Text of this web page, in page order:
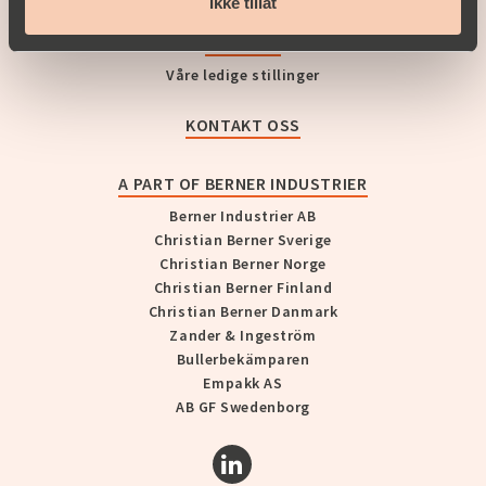
Våre ledige stillinger
KONTAKT OSS
A PART OF BERNER INDUSTRIER
Berner Industrier AB
Christian Berner Sverige
Christian Berner Norge
Christian Berner Finland
Christian Berner Danmark
Zander & Ingeström
Bullerbekämparen
Empakk AS
AB GF Swedenborg